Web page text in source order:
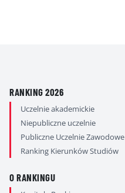
RANKING 2026
Uczelnie akademickie
Niepubliczne uczelnie
Publiczne Uczelnie Zawodowe
Ranking Kierunków Studiów
O RANKINGU